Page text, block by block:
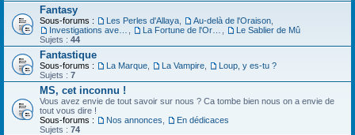
Fantasy
Sous-forums : Les Perles d'Allaya Au-delà de l'Oraison
Le Sablier de Mû
Sujets : 44
Fantastique
Sous-forums : La Marque La Vampire
Loup, y es-tu ?
Sujets : 7
MS, cet inconnu !
Vous avez envie de tout savoir sur nous ? Ca tombe bien nous on a envie de
tout vous dire !
Sous-forums :
Nos annonces
En dédicaces
Sujets : 74